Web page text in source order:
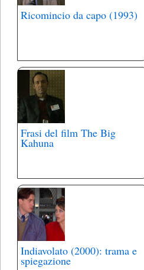
Ricomincio da capo (1993)
Frasi del film The Big
Kahuna
Indiavolato (2000): trama e
spiegazione